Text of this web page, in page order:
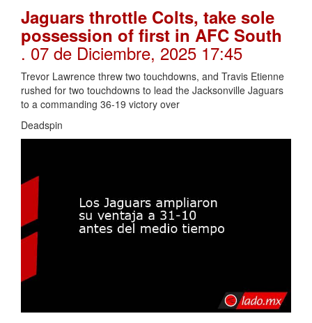
Jaguars throttle Colts, take sole
possession of first in AFC South
. 07 de Diciembre, 2025 17:45
Trevor Lawrence threw two touchdowns, and Travis Etienne
rushed for two touchdowns to lead the Jacksonville Jaguars
to a commanding 36-19 victory over
Deadspin